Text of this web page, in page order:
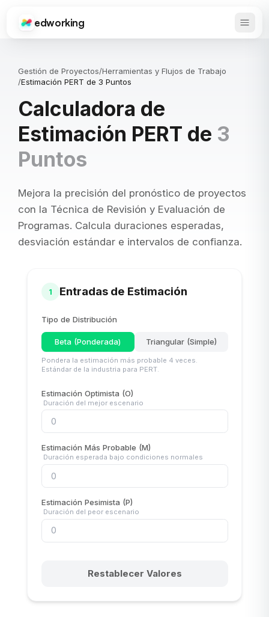
Edworking
edworking Abrir
Gestión de Proyectos/Herramientas y Flujos de Trabajo
/Estimación PERT de 3 Puntos
Calculadora de
Estimación PERT de 3
Puntos
Mejora la precisión del pronóstico de proyectos
con la Técnica de Revisión y Evaluación de
Programas. Calcula duraciones esperadas,
desviación estándar e intervalos de confianza.
1 Entradas de Estimación
Tipo de Distribución
Beta (Ponderada) Triangular (Simple)
Pondera la estimación más probable 4 veces.
Estándar de la industria para PERT.
Estimación Optimista (O)
Duración del mejor escenario
Estimación Más Probable (M)
Duración esperada bajo condiciones normales
Estimación Pesimista (P)
Duración del peor escenario
Restablecer Valores